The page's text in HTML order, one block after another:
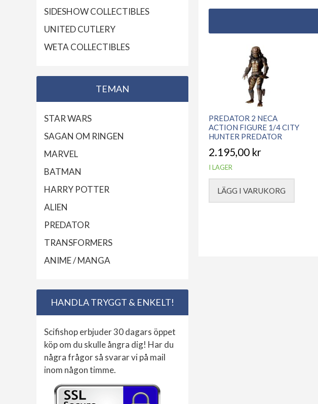
PREDATOR 2 NECA
ACTION FIGURE 1/4 CITY
HUNTER PREDATOR
2.195,00 kr
I LAGER
LÄGG I VARUKORG
SIDESHOW COLLECTIBLES
UNITED CUTLERY
WETA COLLECTIBLES
TEMAN
STAR WARS
SAGAN OM RINGEN
MARVEL
BATMAN
HARRY POTTER
ALIEN
PREDATOR
TRANSFORMERS
ANIME / MANGA
HANDLA TRYGGT & ENKELT!
Scifishop erbjuder 30 dagars öppet
köp om du skulle ångra dig! Har du
några frågor så svarar vi på mail
inom någon timme.